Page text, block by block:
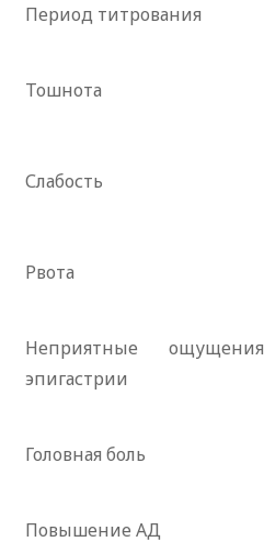
Период титрования
Тошнота
Слабость
Рвота
Неприятные
эпигастрии
Головная боль
Повышение АД